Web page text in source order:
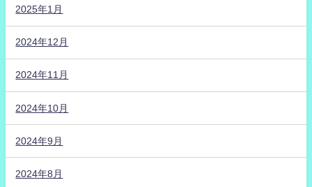
2025年1月
2024年12月
2024年11月
2024年10月
2024年9月
2024年8月